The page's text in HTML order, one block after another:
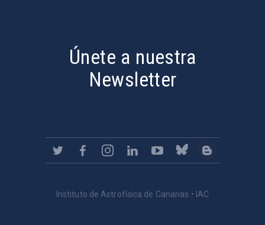
Únete a nuestra
Newsletter
Instituto de Astrofísica de Canarias • IAC